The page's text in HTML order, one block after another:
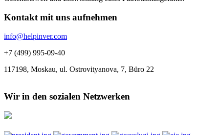
Kontakt mit uns aufnehmen
info@helpinver.com
+7 (499) 995-09-40
117198, Moskau, ul. Ostrovityanova, 7, Büro 22
Wir in den sozialen Netzwerken